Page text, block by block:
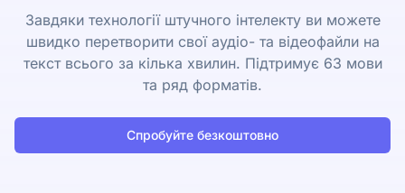
Завдяки технології штучного інтелекту ви можете
швидко перетворити свої аудіо- та відеофайли на
текст всього за кілька хвилин. Підтримує 63 мови
та ряд форматів.
Спробуйте безкоштовно